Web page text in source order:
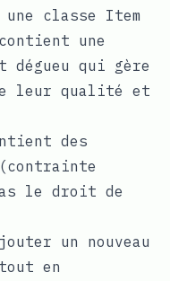
classe Item
une
dégueu qui gère
leur qualité et
des
le droit de
un nouveau
en